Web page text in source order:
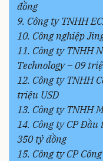
đồng
9. Công ty TNHH
10. Công nghiệp
11. Công ty TNHH
Technology – 09
12. Công ty TNHH
triệu USD
13. Công ty TNHH
14. Công ty CP
350 tỷ đồng
15. Công ty CP